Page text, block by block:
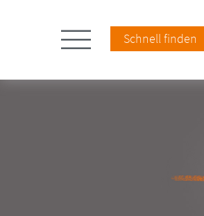
Schnell finden